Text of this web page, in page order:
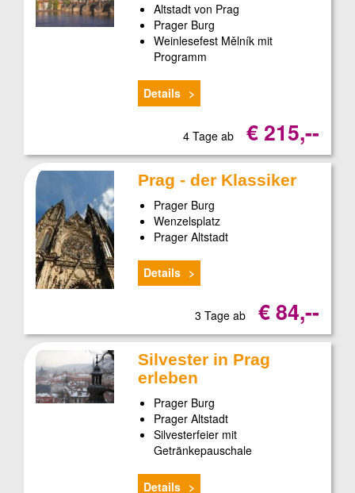
Altstadt von Prag
Prager Burg
Weinlesefest Mělník mit
Programm
Details
4 Tage ab € 215,--
Prag - der Klassiker
Prager Burg
Wenzelsplatz
Prager Altstadt
Details
3 Tage ab € 84,--
Silvester in Prag
erleben
Prager Burg
Prager Altstadt
Silvesterfeier mit
Getränkepauschale
Details